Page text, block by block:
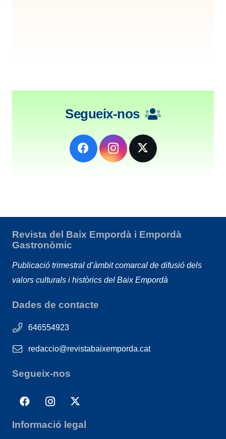
Segueix-nos
Revista del Baix Empordà i Empordà
Gastronòmic
Publicació trimestral d’àmbit comarcal de difusió dels
valors culturals i històrics del Baix Empordà
Dades de contacte
646554923
redaccio@revistabaixemporda.cat
Segueix-nos
Informació legal